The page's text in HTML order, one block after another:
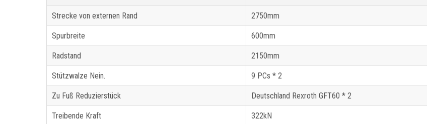
Strecke von externen Rand 2750mm
Spurbreite 600mm
Radstand 2150mm
Stützwalze Nein. 9 PCs * 2
Zu Fuß Reduzierstück Deutschland Rexroth GFT60 * 2
Treibende Kraft 322kN